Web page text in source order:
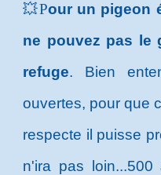
💥Pour un pigeon
ne pouvez pas le
refuge. Bien
ouvertes, pour que
respecte il puisse
n'ira pas loin...500